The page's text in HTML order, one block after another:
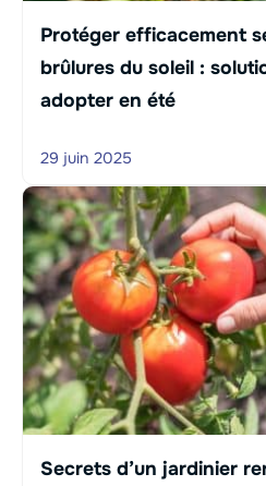
Protéger efficacement
brûlures du soleil :
adopter en été
29 juin 2025
Secrets d’un jardinier